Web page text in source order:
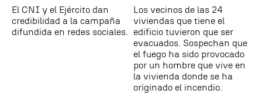
El CNI y el Ejército dan
credibilidad a la campaña
difundida en redes sociales.
Los vecinos de las 24
viviendas que tiene el
edificio tuvieron que ser
evacuados. Sospechan que
el fuego ha sido provocado
por un hombre que vive en
la vivienda donde se ha
originado el incendio.